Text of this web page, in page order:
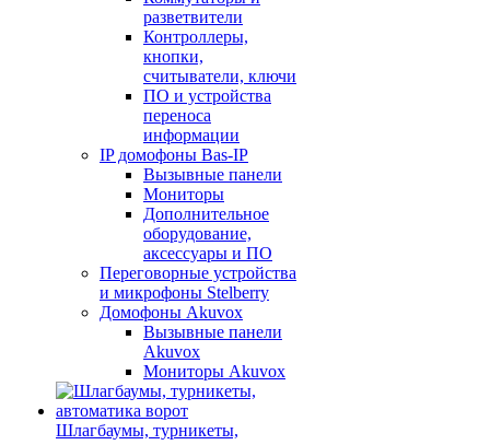
разветвители
Контроллеры,
кнопки,
считыватели, ключи
ПО и устройства
переноса
информации
IP домофоны Bas-IP
Вызывные панели
Мониторы
Дополнительное
оборудование,
аксессуары и ПО
Переговорные устройства
и микрофоны Stelberry
Домофоны Akuvox
Вызывные панели
Akuvox
Мониторы Akuvox
Шлагбаумы, турникеты,